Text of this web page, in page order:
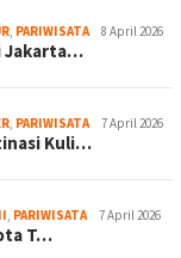
PARIWISATA 8 April 2026
Jakarta…
PARIWISATA 7 April 2026
Kuli…
PARIWISATA 7 April 2026
T…